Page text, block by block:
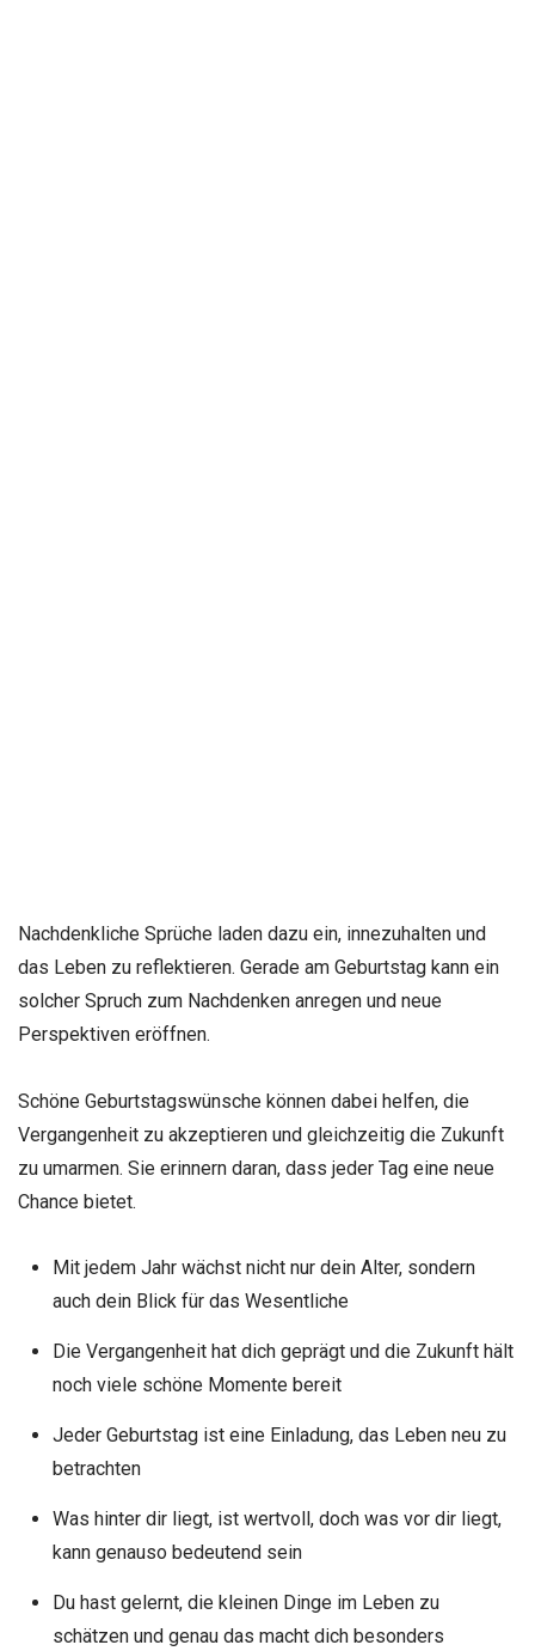
Nachdenkliche Sprüche laden dazu ein, innezuhalten und
das Leben zu reflektieren. Gerade am Geburtstag kann ein
solcher Spruch zum Nachdenken anregen und neue
Perspektiven eröffnen.
Schöne Geburtstagswünsche können dabei helfen, die
Vergangenheit zu akzeptieren und gleichzeitig die Zukunft
zu umarmen. Sie erinnern daran, dass jeder Tag eine neue
Chance bietet.
Mit jedem Jahr wächst nicht nur dein Alter, sondern
auch dein Blick für das Wesentliche
Die Vergangenheit hat dich geprägt und die Zukunft hält
noch viele schöne Momente bereit
Jeder Geburtstag ist eine Einladung, das Leben neu zu
betrachten
Was hinter dir liegt, ist wertvoll, doch was vor dir liegt,
kann genauso bedeutend sein
Du hast gelernt, die kleinen Dinge im Leben zu
schätzen und genau das macht dich besonders